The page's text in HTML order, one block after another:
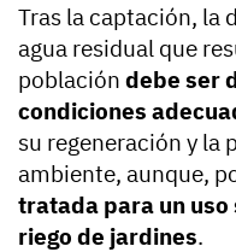
Tras la captación, la
agua residual que
población debe ser
condiciones
su regeneración y la
ambiente, aunque,
tratada para un
riego de jardines.